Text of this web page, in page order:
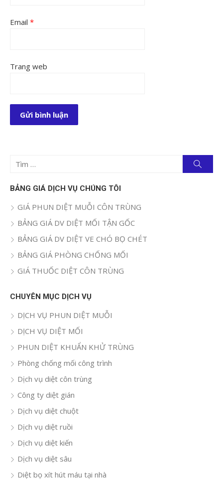
Email *
Trang web
Tìm
quả
kiếm
BẢNG GIÁ DỊCH VỤ CHÚNG TÔI
GIÁ PHUN DIỆT MUỖI CÔN TRÙNG
BẢNG GIÁ DV DIỆT MỐI TẬN GỐC
BẢNG GIÁ DV DIỆT VE CHÓ BỌ CHÉT
BẢNG GIÁ PHÒNG CHỐNG MỐI
GIÁ THUỐC DIỆT CÔN TRÙNG
CHUYÊN MỤC DỊCH VỤ
DỊCH VỤ PHUN DIỆT MUỖI
DỊCH VỤ DIỆT MỐI
PHUN DIỆT KHUẨN KHỬ TRÙNG
Phòng chống mối công trình
Dịch vụ diệt côn trùng
Công ty diệt gián
Dịch vụ diệt chuột
Dịch vụ diệt ruồi
Dịch vụ diệt kiến
Dịch vụ diệt sâu
Diệt bọ xít hút máu tại nhà